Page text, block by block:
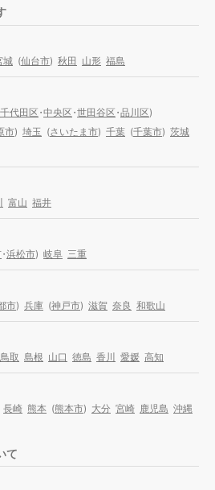
城 (仙台市) 秋田 山形 福島
千代田区・中央区・世田谷区・品川区)
市) 埼玉 (さいたま市) 千葉 (千葉市) 茨城
富山 福井
・浜松市) 岐阜 三重
市) 兵庫 (神戸市) 滋賀 奈良 和歌山
鳥取 島根 山口 徳島 香川 愛媛 高知
長崎 熊本 (熊本市) 大分 宮崎 鹿児島 沖縄
て